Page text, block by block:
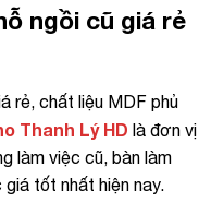
ngồi cũ giá rẻ
rẻ, chất liệu MDF phủ
Thanh Lý HD là đơn vị
làm việc cũ, bàn làm
tốt nhất hiện nay.